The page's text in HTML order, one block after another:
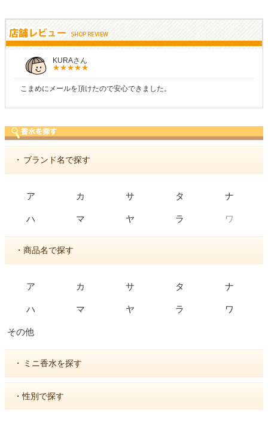
さん
ルを頂けたので安心できました。
・ ブランド名で探す
ア カ サ タ ナ
ハ マ ヤ ラ ワ
・商品名で探す
ア カ サ タ ナ
ハ マ ヤ ラ ワ
その他
・ ミニ香水を探す
・性別で探す